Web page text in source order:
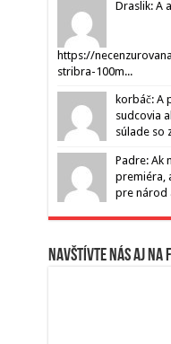
Draslik: A
https://
stribra-100m...
korbáč: A
sudcovia
súlade so
Padre: Ak
premiéra,
pre národ
Navštívte nás aj na